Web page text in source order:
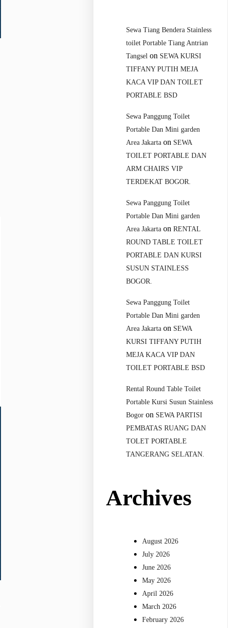
Sewa Tiang Bendera Stainless
toilet Portable Tiang Antrian
Tangsel on SEWA KURSI
TIFFANY PUTIH MEJA
KACA VIP DAN TOILET
PORTABLE BSD
Sewa Panggung Toilet
Portable Dan Mini garden
Area Jakarta on SEWA
TOILET PORTABLE DAN
ARM CHAIRS VIP
TERDEKAT BOGOR.
Sewa Panggung Toilet
Portable Dan Mini garden
Area Jakarta onRENTAL
ROUND TABLE TOILET
PORTABLE DAN KURSI
SUSUN STAINLESS
BOGOR.
Sewa Panggung Toilet
Portable Dan Mini garden
Area Jakarta on SEWA
KURSI TIFFANY PUTIH
MEJA KACA VIP DAN
TOILET PORTABLE BSD
Rental Round Table Toilet
Portable Kursi Susun Stainless
Bogor on SEWA PARTISI
PEMBATAS RUANG DAN
TOLET PORTABLE
TANGERANG SELATAN.
Archives
August 2026
July 2026
June 2026
May 2026
April 2026
March 2026
February 2026